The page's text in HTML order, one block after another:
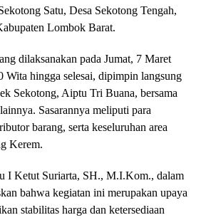
Satu, Desa Sekotong Tengah,
Lombok Barat.
dilaksanakan pada Jumat, 7 Maret
Wita hingga selesai, dipimpin langsung
Sekotong, Aiptu Tri Buana, bersama
Sasarannya meliputi para
barang, serta keseluruhan area
Kerem.
I Ketut Suriarta, SH., M.I.Kom., dalam
bahwa kegiatan ini merupakan upaya
stabilitas harga dan ketersediaan